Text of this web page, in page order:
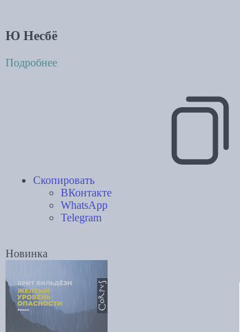
Ю Несбё
Подробнее
Скопировать
ВКонтакте
WhatsApp
Telegram
Новинка